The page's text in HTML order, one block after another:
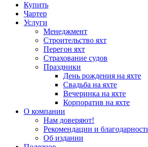
Купить
Чартер
Услуги
Менеджмент
Строительство яхт
Перегон яхт
Страхование судов
Праздники
День рождения на яхте
Свадьба на яхте
Вечеринка на яхте
Корпоратив на яхте
О компании
Нам доверяют!
Рекомендации и
Об издании